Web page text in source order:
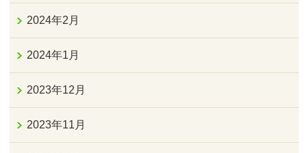
2024年2月
2024年1月
2023年12月
2023年11月